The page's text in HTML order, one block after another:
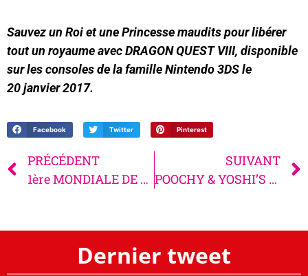
Sauvez un Roi et une Princesse maudits pour libérer
tout un royaume avec DRAGON QUEST VIII, disponible
sur les consoles de la famille Nintendo 3DS le
20 janvier 2017.
Facebook Twitter Pinterest
PRÉCÉDENT
1ère MONDIALE DE LA NINTENDO SWITCH
SUIVANT
POOCHY & YOSHI’S WOOLLY WORLD
Dernier tweet